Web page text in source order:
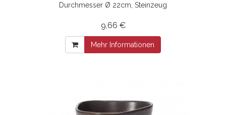
Durchmesser Ø 22cm, Steinzeug
9,66 €
Mehr Informationen